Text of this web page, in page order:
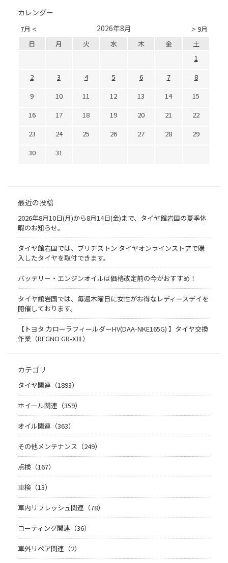
カレンダー
7月 < > 9月
2026年8月
日 月 火 水 木 金
土
1
2
3 4 5 6 7
8
9
10 11 12 13 14
15
16
17 18 19 20 21
22
23
24 25 26 27 28
29
30
31
最近の投稿
2026年8月10日(月)から8月14日(金)まで、タイヤ館岩国の夏季休
暇のお知らせ。
タイヤ館岩国では、ブリヂストン タイヤオンラインストアで購
入したタイヤを取付できます。
バッテリー・エンジンオイルは価格改定前の今がおすすめ！
タイヤ館岩国では、毎週木曜日に女性がお得なレディースデイを
開催しております。
【トヨタ カローラフィールダーHV(DAA-NKE165G) 】タイヤ交換
作業（REGNO GR-XⅢ）
カテゴリ
タイヤ関連（1893）
ホイール関連（359）
オイル関連（363）
その他メンテナンス（249）
点検（167）
車検（13）
車内リフレッシュ関連（78）
コーティング関連（36）
車外リペア関連（2）